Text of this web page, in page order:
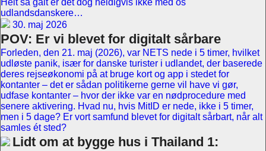
Helt så galt er det dog heldigvis ikke med os
udlandsdanskere…
30. maj 2026
POV: Er vi blevet for digitalt sårbare
Forleden, den 21. maj (2026), var NETS nede i 5 timer, hvilket
udløste panik, især for danske turister i udlandet, der baserede
deres rejseøkonomi på at bruge kort og app i stedet for
kontanter – det er sådan politikerne gerne vil have vi gør,
udfase kontanter – hvor der ikke var en nødprocedure med
senere aktivering. Hvad nu, hvis MitID er nede, ikke i 5 timer,
men i 5 dage? Er vort samfund blevet for digitalt sårbart, når alt
samles ét sted?
Lidt om at bygge hus i Thailand 1: